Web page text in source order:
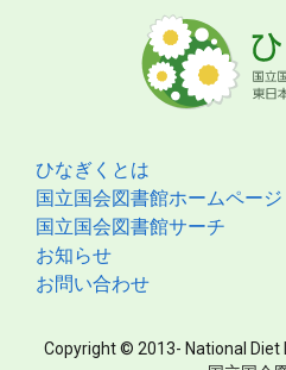
ひなぎくとは
国立国会図書館ホームページ
国立国会図書館サーチ
お知らせ
お問い合わせ
Copyright © 2013- National Diet